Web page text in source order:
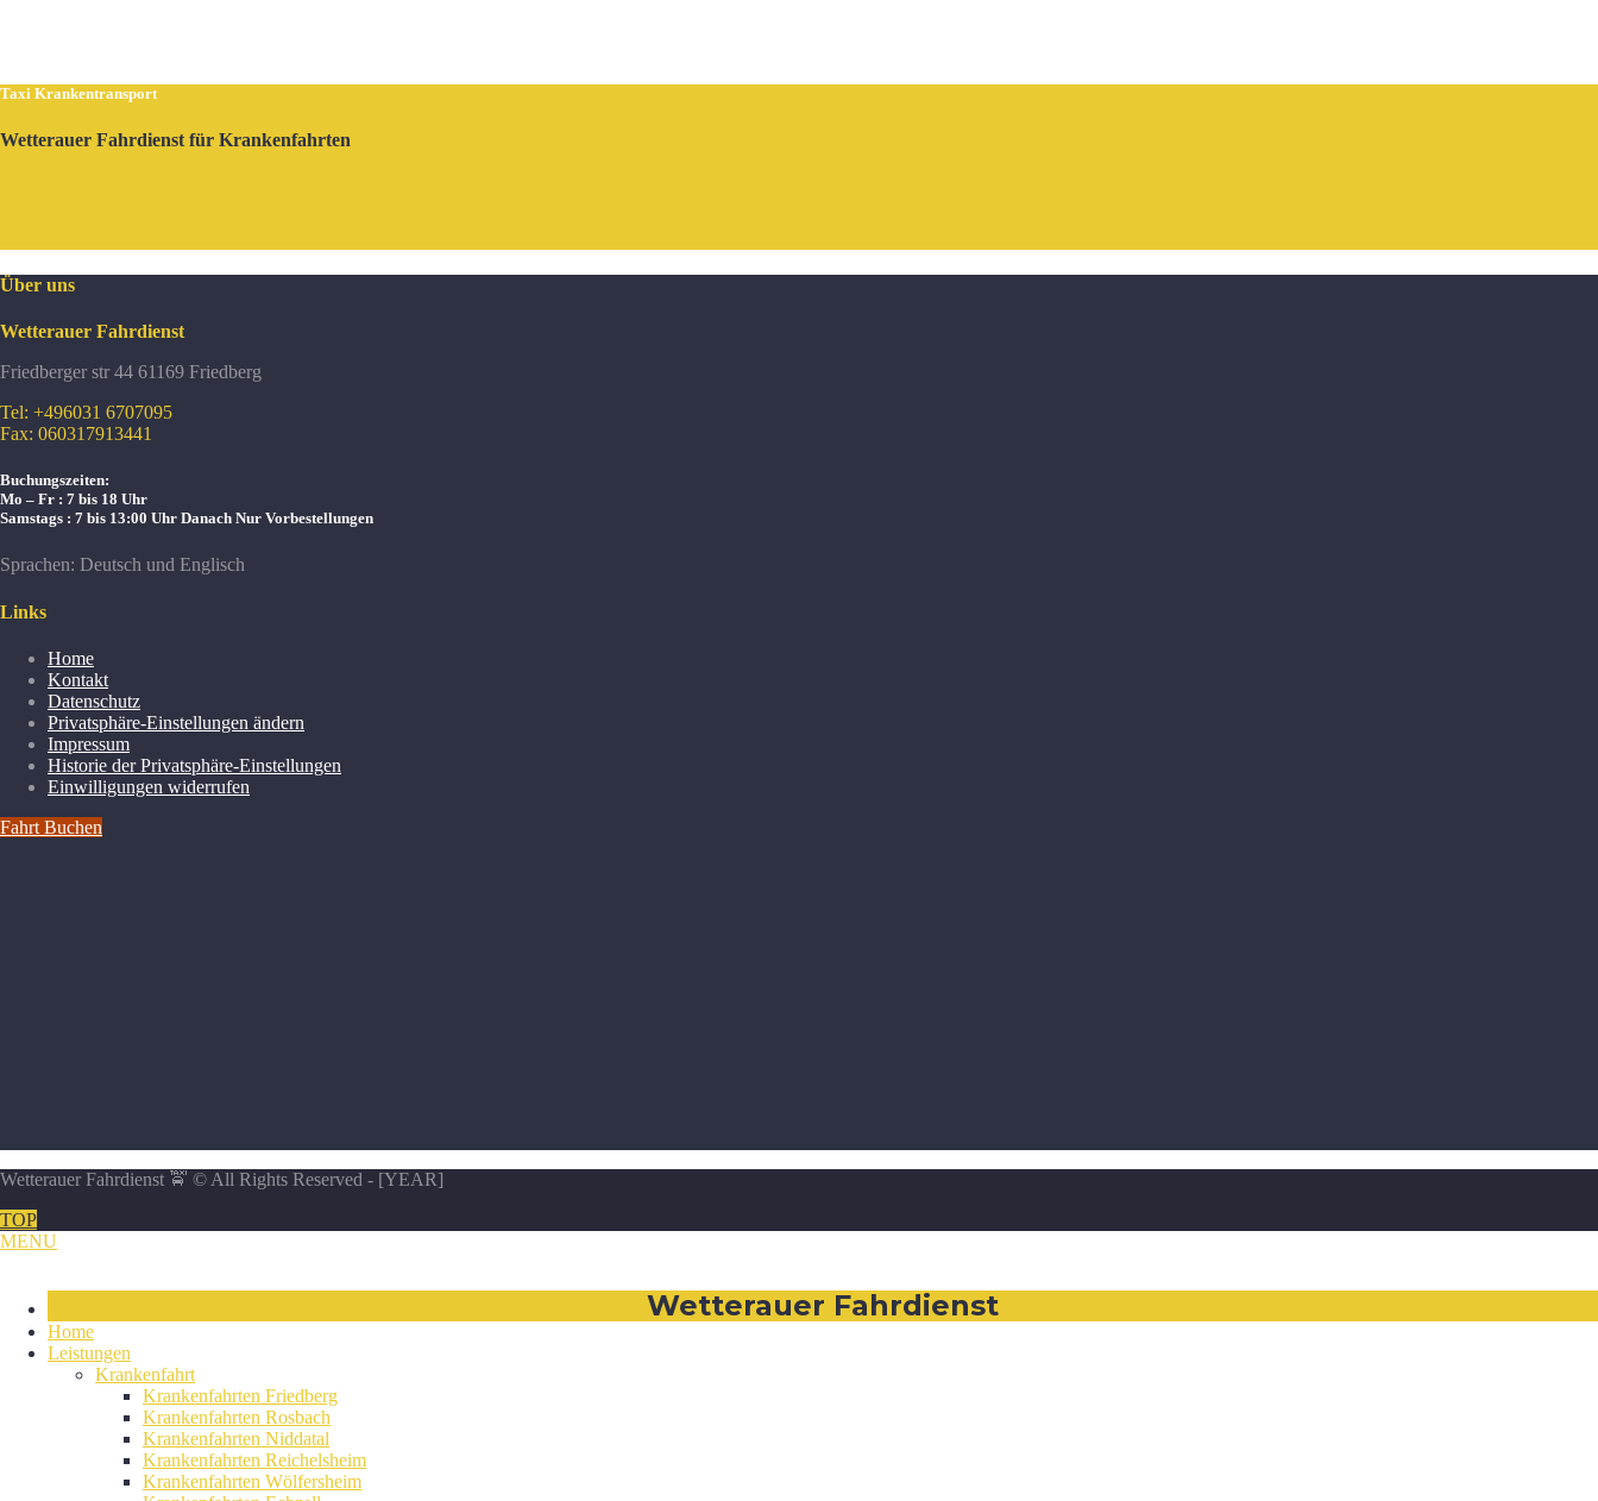
Taxi Krankentransport
Wetterauer Fahrdienst für Krankenfahrten
Über uns
Wetterauer Fahrdienst
Friedberger str 44 61169 Friedberg
Tel: +496031 6707095
Fax: 060317913441
Buchungszeiten:
Mo – Fr : 7 bis 18 Uhr
Samstags : 7 bis 13:00 Uhr Danach Nur Vorbestellungen
Sprachen: Deutsch und Englisch
Links
Home
Kontakt
Datenschutz
Privatsphäre-Einstellungen ändern
Impressum
Historie der Privatsphäre-Einstellungen
Einwilligungen widerrufen
Fahrt Buchen
Wetterauer Fahrdienst 🚖 © All Rights Reserved - [YEAR]
TOP
MENU
Wetterauer Fahrdienst
Home
Leistungen
Krankenfahrt
Krankenfahrten Friedberg
Krankenfahrten Rosbach
Krankenfahrten Niddatal
Krankenfahrten Reichelsheim
Krankenfahrten Wölfersheim